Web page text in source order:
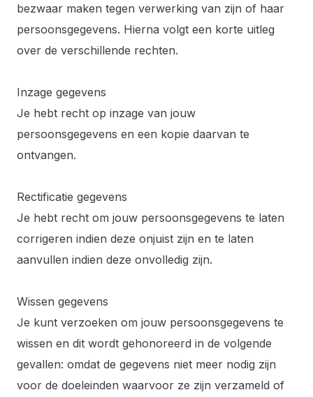
bezwaar maken tegen verwerking van zijn of haar
persoonsgegevens. Hierna volgt een korte uitleg
over de verschillende rechten.
Inzage gegevens
Je hebt recht op inzage van jouw
persoonsgegevens en een kopie daarvan te
ontvangen.
Rectificatie gegevens
Je hebt recht om jouw persoonsgegevens te laten
corrigeren indien deze onjuist zijn en te laten
aanvullen indien deze onvolledig zijn.
Wissen gegevens
Je kunt verzoeken om jouw persoonsgegevens te
wissen en dit wordt gehonoreerd in de volgende
gevallen: omdat de gegevens niet meer nodig zijn
voor de doeleinden waarvoor ze zijn verzameld of